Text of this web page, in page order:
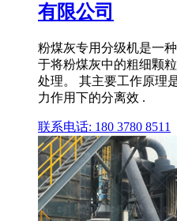
有限公司
粉煤灰专用分级机‌是一
于将粉煤灰中的粗细颗
处理。 其主要工作原理
力作用下的分离效 .
联系电话: 180 3780 8511